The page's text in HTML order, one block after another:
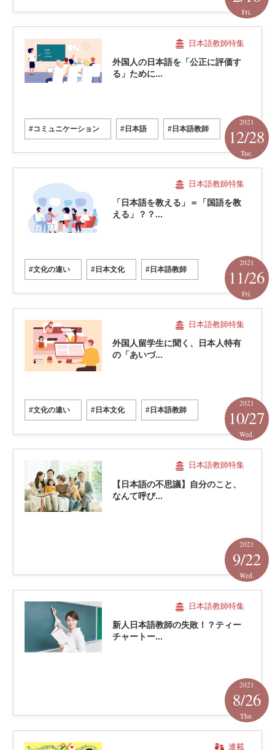
Fri.
2021
12/28
Tue.
日本語教師特集
外国人の日本語を「公正に評価す
る」ために...
#コミュニケーション #日本語 #日本語教師
2021
11/26
Fri.
日本語教師特集
「日本語を教える」＝「国語を教
える」？？...
#文化の違い #日本文化 #日本語教師
2021
10/27
Wed.
日本語教師特集
外国人留学生に聞く、日本人特有
の「あいづ...
#文化の違い #日本文化 #日本語教師
2021
9/22
Wed.
日本語教師特集
【日本語の不思議】自分のこと、
なんて呼び...
2021
8/26
Thu.
日本語教師特集
新人日本語教師の失敗！？ティー
チャートー...
連載